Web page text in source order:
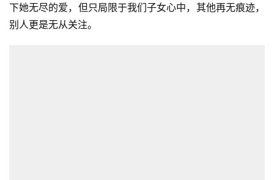
下她无尽的爱，但只局限于我们子女心中，其他再无痕迹，
别人更是无从关注。